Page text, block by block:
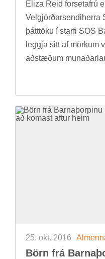
El­iza Reid for­setafrú
Vel­gjörð­ar­sendi­herra
þátt­töku í starfi SOS
leggja sitt af mörk­um
að­stæð­um
25. okt. 2016
Börn frá